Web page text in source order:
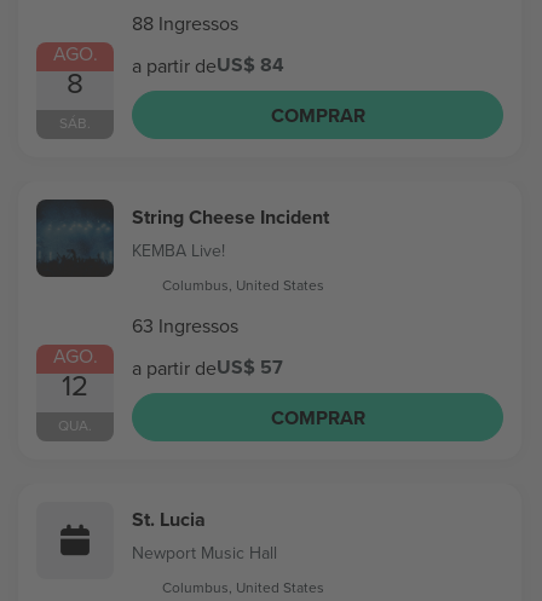
AGO.
8
SÁB.
88 Ingressos
a partir deUS$ 84
COMPRAR
AGO.
12
QUA.
String Cheese Incident
KEMBA Live!
Columbus, United States
63 Ingressos
a partir deUS$ 57
COMPRAR
St. Lucia
Newport Music Hall
Columbus, United States